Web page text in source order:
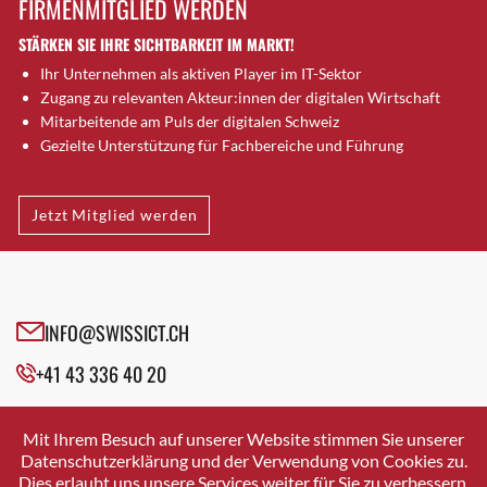
Brugg AG
Brütten
Bubendorf
Bubikon
Buchs (SG)
Bäretswil
Bülach
Cazis
Crissier
Davos Platz
Dierikon
Dietikon
FIRMENMITGLIED WERDEN
STÄRKEN SIE IHRE SICHTBARKEIT IM MARKT!
Ihr Unternehmen als aktiven Player im IT-Sektor
Zugang zu relevanten Akteur:innen der digitalen Wirtschaft
Mitarbeitende am Puls der digitalen Schweiz
Gezielte Unterstützung für Fachbereiche und Führung
Jetzt Mitglied werden
INFO@SWISSICT.CH
+41 43 336 40 20
SWISSICT
VULKANSTRASSE 120
8048 ZURICH
Mit Ihrem Besuch auf unserer Website stimmen Sie unserer
Datenschutzerklärung und der Verwendung von Cookies zu.
Dies erlaubt uns unsere Services weiter für Sie zu verbessern.